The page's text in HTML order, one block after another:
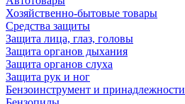
Хозяйственно-бытовые товары
Средства защиты
Защита лица, глаз, головы
Защита органов дыхания
Защита органов слуха
Защита рук и ног
Бензоинструмент и принадлежности